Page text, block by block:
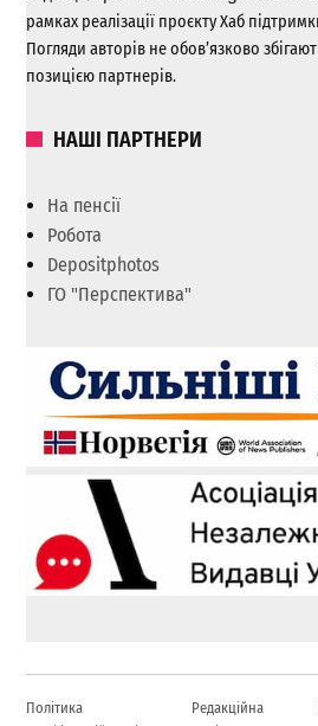
рамках реалізації проєкту Хаб
Погляди авторів не обов’язково
позицією партнерів.
НАШІ ПАРТНЕРИ
На пенсії
Робота
Depositphotos
ГО "Перспектива"
Політика
Редакційна